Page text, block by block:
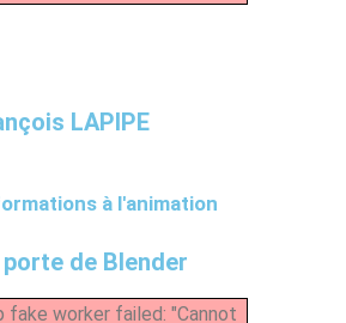
LAPIPE
à l'animation
de Blender
fake worker failed: "Cannot